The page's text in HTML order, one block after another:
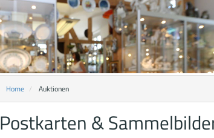
Home Auktionen
Postkarten &